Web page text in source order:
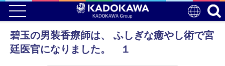
碧玉の男装香療師は、 ふしぎな癒やし術で宮
廷医官になりました。 １